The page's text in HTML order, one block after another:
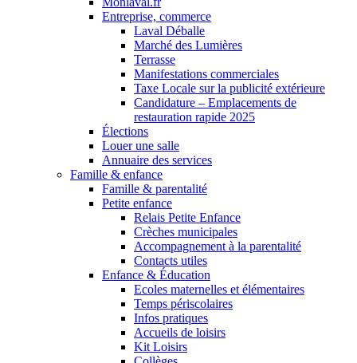
Entreprise, commerce
Laval Déballe
Marché des Lumières
Terrasse
Manifestations commerciales
Taxe Locale sur la publicité extérieure
Candidature – Emplacements de
restauration rapide 2025
Élections
Louer une salle
Annuaire des services
Famille & enfance
Famille & parentalité
Petite enfance
Relais Petite Enfance
Crèches municipales
Accompagnement à la parentalité
Contacts utiles
Enfance & Éducation
Ecoles maternelles et élémentaires
Temps périscolaires
Infos pratiques
Accueils de loisirs
Kit Loisirs